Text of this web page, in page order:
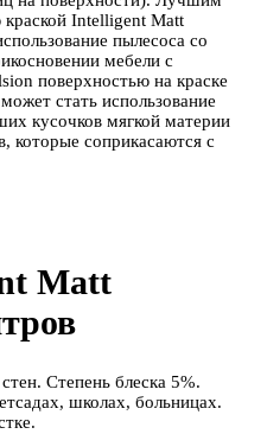
Intelligent Matt
пылесоса со
мебели с
поверхностью на краске
стать использование
кусочков мягкой материи
которые соприкасаются с
Matt
Степень блеска 5%.
школах, больницах.